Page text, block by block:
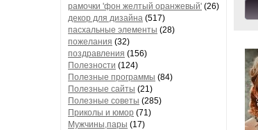
рамочки 'фон желтый оранжевый' (26)
декор для дизайна (517)
пасхальные элементы (28)
пожелания (32)
поздравления (156)
Полезности (124)
Полезные программы (84)
Полезные сайты (21)
Полезные советы (285)
Приколы и юмор (71)
Мужчины,пары (17)